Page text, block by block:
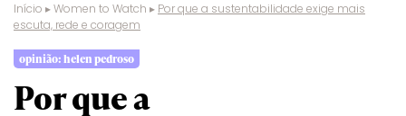
Início ▸Women to Watch ▸ Por que a sustentabilidade exige mais
escuta, rede e coragem
opinião: helen pedroso
Por que a